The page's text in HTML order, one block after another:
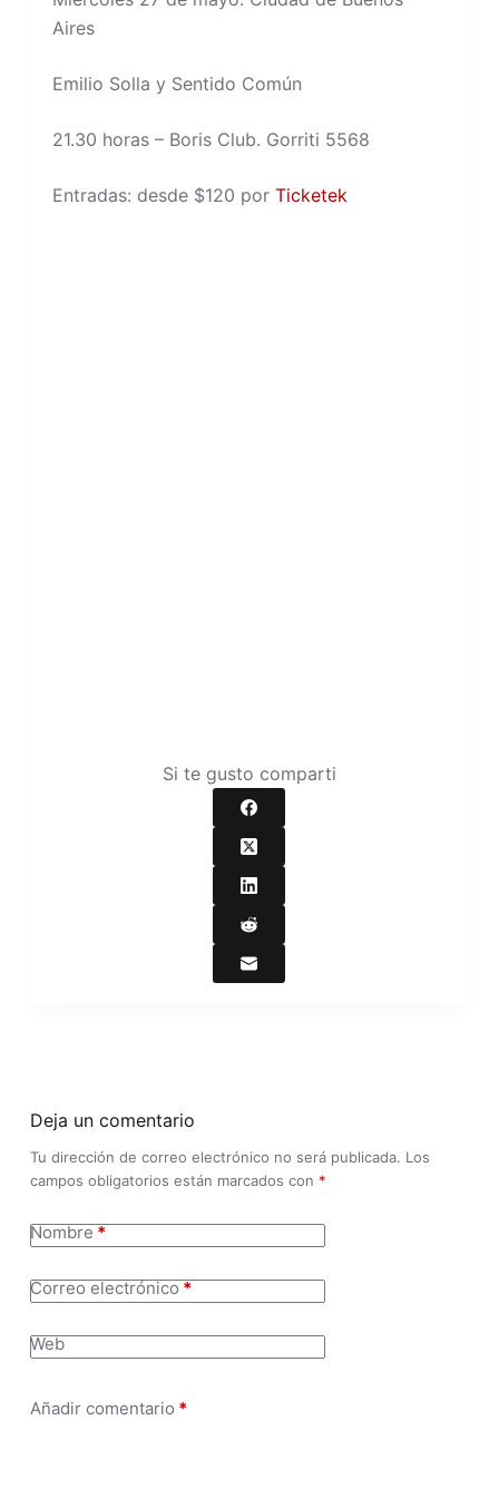
Aires
Emilio Solla y Sentido Común
21.30 horas – Boris Club. Gorriti 5568
Entradas: desde $120 por Ticketek
Si te gusto comparti
Deja un comentario
Tu dirección de correo electrónico no será publicada. Los
campos obligatorios están marcados con *
Nombre *
Correo electrónico *
Web
Añadir comentario *